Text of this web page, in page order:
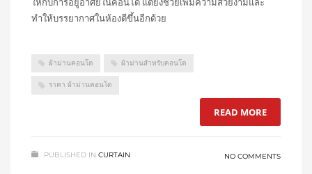
ทำให้บรรยากาศในห้องดีขึ้นอีกด้วย
ผ้าม่านคอนโด ผ้าม่านสำหรับคอนโด
ราคา ผ้าม่านคอนโด
READ MORE
PUBLISHED IN CURTAIN NO COMMENTS